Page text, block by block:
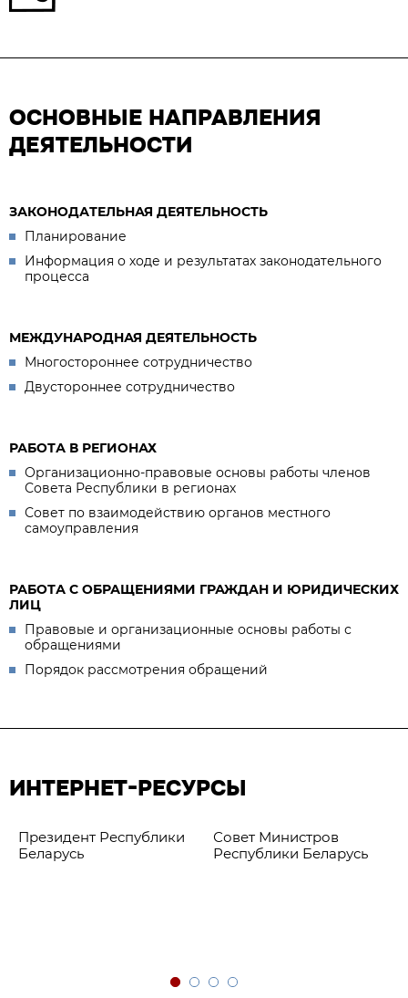
ОСНОВНЫЕ НАПРАВЛЕНИЯ
ДЕЯТЕЛЬНОСТИ
ЗАКОНОДАТЕЛЬНАЯ ДЕЯТЕЛЬНОСТЬ
Планирование
Информация о ходе и результатах законодательного
процесса
МЕЖДУНАРОДНАЯ ДЕЯТЕЛЬНОСТЬ
Многостороннее сотрудничество
Двустороннее сотрудничество
РАБОТА В РЕГИОНАХ
Организационно-правовые основы работы членов
Совета Республики в регионах
Совет по взаимодействию органов местного
самоуправления
РАБОТА С ОБРАЩЕНИЯМИ ГРАЖДАН И ЮРИДИЧЕСКИХ
ЛИЦ
Правовые и организационные основы работы с
обращениями
Порядок рассмотрения обращений
ИНТЕРНЕТ-РЕСУРСЫ
Президент Республики
Беларусь
Совет Министров
Республики Беларусь